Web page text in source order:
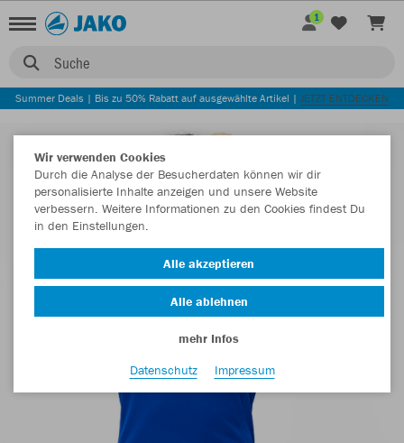
Suche
1
Summer Deals | Bis zu 50% Rabatt auf ausgewählte Artikel | JETZT ENTDECKEN
Wir verwenden Cookies
Durch die Analyse der Besucherdaten können wir dir
personalisierte Inhalte anzeigen und unsere Website
verbessern. Weitere Informationen zu den Cookies findest Du
in den Einstellungen.
Alle akzeptieren
Alle ablehnen
mehr Infos
Datenschutz
Impressum